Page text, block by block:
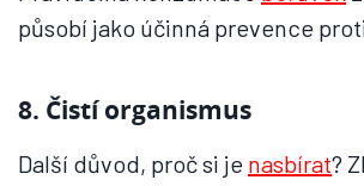
působí jako účinná prevence
8. Čistí organismus
Další důvod, proč si je nasbírat?